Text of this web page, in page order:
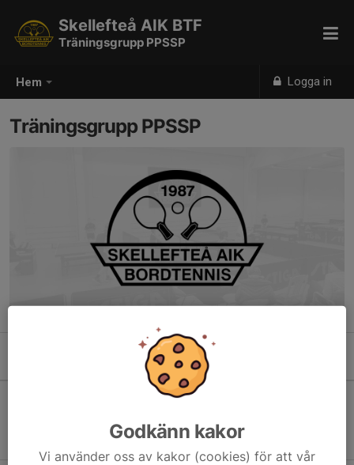
Hem Logga in
Skellefteå AIK BTF
Träningsgrupp PPSSP
Träningsgrupp PPSSP
Kommande aktiviteter
Godkänn kakor
Vi använder oss av kakor (cookies) för att vår